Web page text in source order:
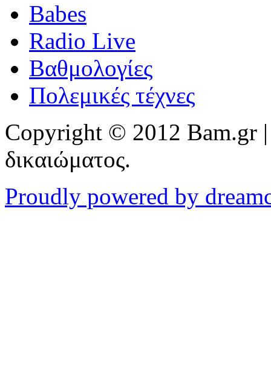
Babes
Radio Live
Βαθμολογίες
Πολεμικές τέχνες
Copyright © 2012 Bam.gr |
δικαιώματος.
Proudly powered by